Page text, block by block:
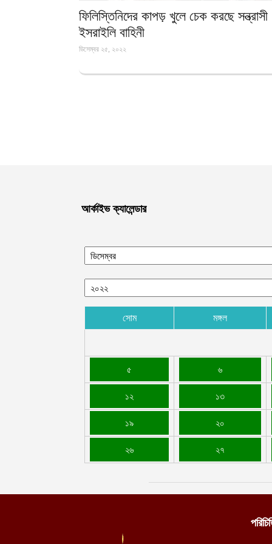
ফিলিস্তিনিদের কাপড় খুলে চেক করছে সন্ত্রাসী
ইসরাইলি বাহিনী
ডিসেম্বর ২৫, ২০২২
আর্কাইভ ক্যালেন্ডার
সোম মঙ্গল
৫ ৬
১২ ১৩
১৯ ২০
২৬ ২৭